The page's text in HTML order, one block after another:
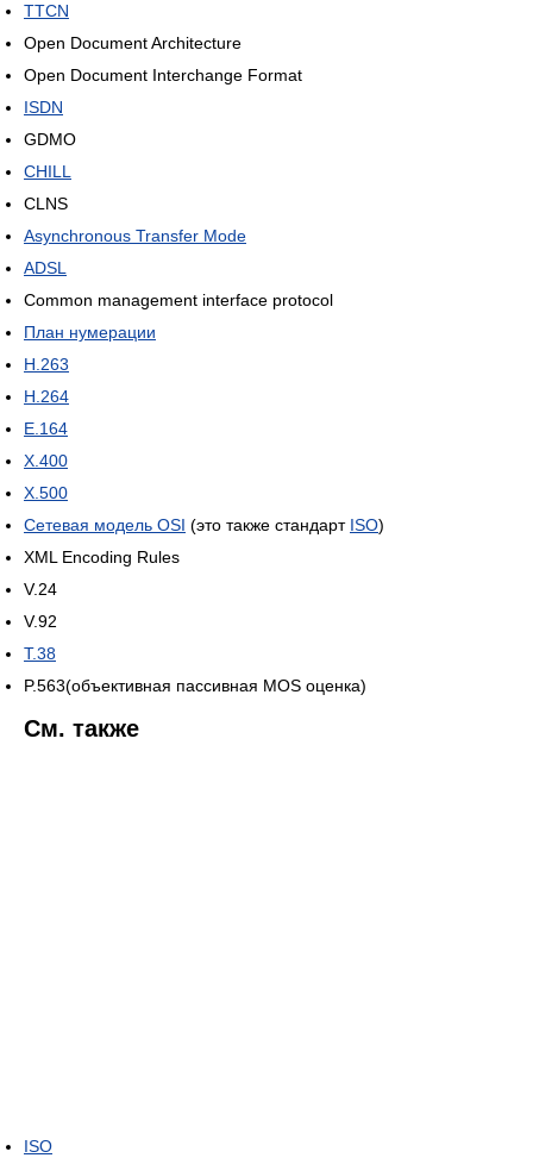
TTCN
Open Document Architecture
Open Document Interchange Format
ISDN
GDMO
CHILL
CLNS
Asynchronous Transfer Mode
ADSL
Common management interface protocol
План нумерации
H.263
H.264
E.164
X.400
X.500
Сетевая модель OSI (это также стандарт ISO)
XML Encoding Rules
V.24
V.92
T.38
P.563(объективная пассивная MOS оценка)
См. также
ISO